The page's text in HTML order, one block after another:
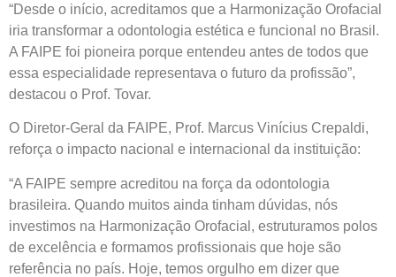
“Desde o início, acreditamos que a Harmonização Orofacial
iria transformar a odontologia estética e funcional no Brasil.
A FAIPE foi pioneira porque entendeu antes de todos que
essa especialidade representava o futuro da profissão”,
destacou o Prof. Tovar.
O Diretor-Geral da FAIPE, Prof. Marcus Vinícius Crepaldi,
reforça o impacto nacional e internacional da instituição:
“A FAIPE sempre acreditou na força da odontologia
brasileira. Quando muitos ainda tinham dúvidas, nós
investimos na Harmonização Orofacial, estruturamos polos
de excelência e formamos profissionais que hoje são
referência no país. Hoje, temos orgulho em dizer que